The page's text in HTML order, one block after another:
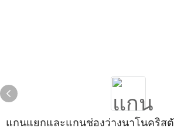
แกนแยกและแกนช่องว่างนาโนคริส